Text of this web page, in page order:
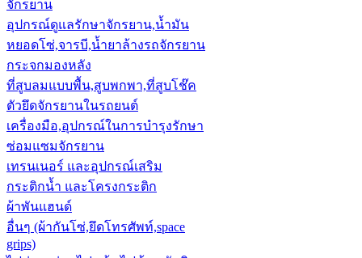
จักรยาน
อุปกรณ์ดูแลรักษาจักรยาน,น้ำมัน
หยอดโซ่,จารบี,น้ำยาล้างรถจักรยาน
กระจกมองหลัง
ที่สูบลมแบบพื้น,สูบพกพา,ที่สูบโช๊ค
ตัวยึดจักรยานในรถยนต์
เครื่องมือ,อุปกรณ์ในการบำรุงรักษา
ซ่อมแซมจักรยาน
เทรนเนอร์ และอุปกรณ์เสริม
กระติกน้ำ และโครงกระติก
ผ้าพันแฮนด์
อื่นๆ (ผ้ากันโซ่,ยึดโทรศัพท์,space
grips)